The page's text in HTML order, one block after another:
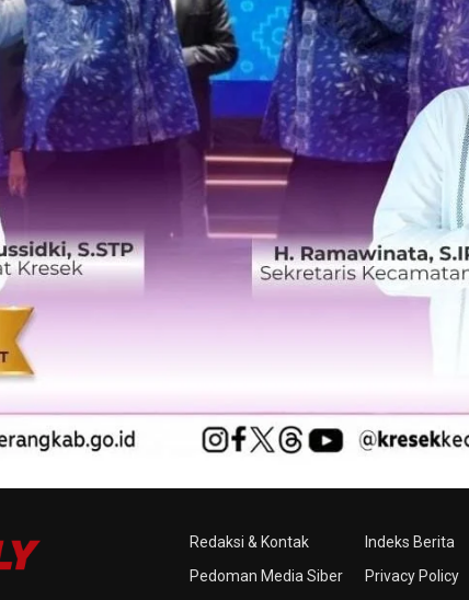
Redaksi & Kontak
Pedoman Media Siber
Indeks Berita
Privacy Policy